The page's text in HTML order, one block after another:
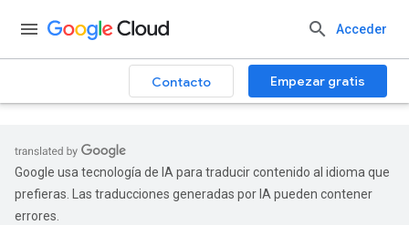
Acceder
Contacto Empezar gratis
Google usa tecnología de IA para traducir contenido al idioma que
prefieras. Las traducciones generadas por IA pueden contener
errores.